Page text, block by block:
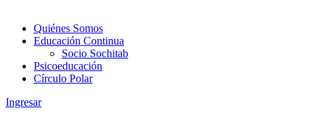
Quiénes Somos
Educación Continua
Socio Sochitab
Psicoeducación
Círculo Polar
Ingresar